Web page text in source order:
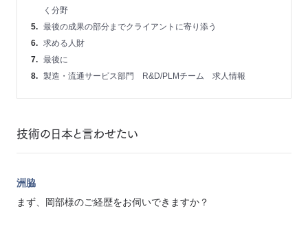
く分野
最後の成果の部分までクライアントに寄り添う
求める人財
最後に
製造・流通サービス部門 R&D/PLMチーム 求人情報
技術の日本と言わせたい
洲脇
まず、岡部様のご経歴をお伺いできますか？